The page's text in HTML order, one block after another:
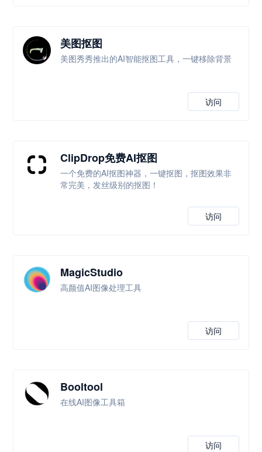
美图抠图
美图秀秀推出的AI智能抠图工具，一键移除背景
访问
ClipDrop免费AI抠图
一个免费的AI抠图神器，一键抠图，抠图效果非
常完美，发丝级别的抠图！
访问
MagicStudio
高颜值AI图像处理工具
访问
Booltool
在线AI图像工具箱
访问